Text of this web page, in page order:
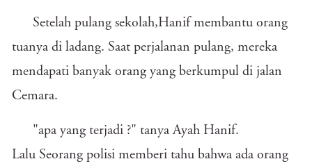
Setelah pulang sekolah,Hanif membantu orang
tuanya di ladang. Saat perjalanan pulang, mereka
mendapati banyak orang yang berkumpul di jalan
Cemara.
"apa yang terjadi ?" tanya Ayah Hanif.
Lalu Seorang polisi memberi tahu bahwa ada orang